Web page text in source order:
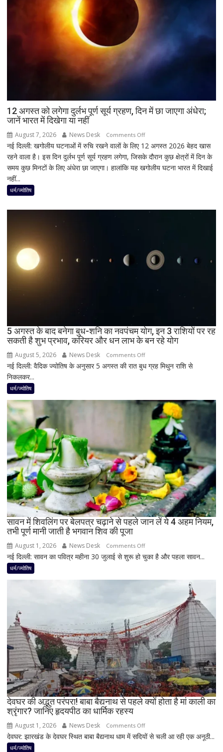
किसी
साधु-
भूमिका
नहीं
12 अगस्त को लगेगा दुर्लभ पूर्ण सूर्य ग्रहण, दिन में छा जाएगा अंधेरा;
जानें भारत में दिखेगा या नहीं
August 7, 2026 News Desk Comments Offon
12
अगस्त
को
सूर्य
छा
जाएगा
या
नहीं
नई दिल्ली: खगोलीय घटनाओं में रुचि रखने वालों के लिए 12 अगस्त 2026 बेहद खास
रहने वाला है। इस दिन दुर्लभ पूर्ण सूर्य ग्रहण लगेगा, जिसके दौरान कुछ क्षेत्रों में दिन के
समय कुछ मिनटों के लिए अंधेरा छा जाएगा। हालांकि यह खगोलीय घटना भारत में दिखाई
नहीं...
धर्म/ज्योतिष
5 अगस्त के बाद बनेगा बुध-शनि का नवपंचम योग, इन 3 राशियों पर रह
सकती है शुभ प्रभाव, करियर और धन लाभ के बन रहे योग
August 5, 2026 News Desk Comments Offon
5
बाद
बनेगा
बुध-
शनि
नवपंचम
योग,
इन
3
राशियों
पर
रह
प्रभाव,
के
बन
रहे
योग
नई दिल्ली: वैदिक ज्योतिष के अनुसार 5 अगस्त की रात बुध ग्रह मिथुन राशि से
निकलकर...
धर्म/ज्योतिष
सावन में शिवलिंग पर बेलपत्र चढ़ाने से पहले जान लें ये 4 अहम नियम,
तभी पूर्ण मानी जाती है भगवान शिव की पूजा
August 1, 2026 News Desk Comments Offon
सावन
शिवलिंग
से
पहले
जान
लें
ये
4
अहम
नियम,
मानी
नई दिल्ली: सावन का पवित्र महीना 30 जुलाई से शुरू हो चुका है और पहला सावन...
धर्म/ज्योतिष
देवघर की अद्भुत परंपरा! बाबा बैद्यनाथ से पहले क्यों होता है मां काली का
श्रृंगार? जानिए हृदयपीठ का धार्मिक रहस्य
August 1, 2026 News Desk Comments Offon
देवघर
देवघर: झारखंड के देवघर स्थित बाबा बैद्यनाथ धाम में सदियों से चली आ रही एक अनूठी...
धर्म/ज्योतिष